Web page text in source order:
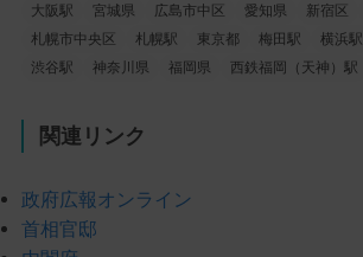
大阪駅
宮城県 広島市中区 愛知県 新宿区
札幌市中央区
札幌駅 東京都 梅田駅 横浜駅
渋谷駅
神奈川県 福岡県 西鉄福岡（天神）駅
関連リンク
政府広報オンライン
首相官邸